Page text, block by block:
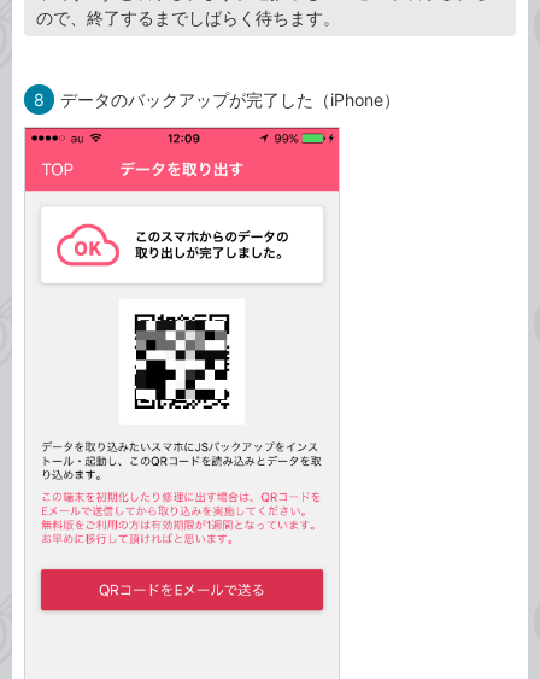
ので、終了するまでしばらく待ちます。
8 データのバックアップが完了した（iPhone）